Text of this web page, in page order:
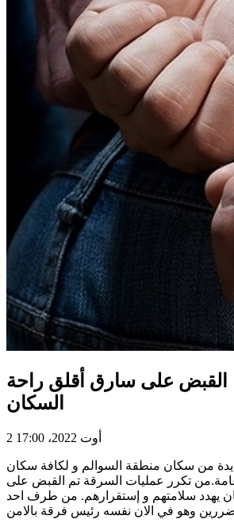
على سارق أقلق راحة
السكان
2 أوت 2022، 17:00
من سكان منطقة السوالم و لكافة سكان
تكرر عمليات السرقة تم القبض على
يهدد سلامتهم و إستقرارهم. من طرف احد